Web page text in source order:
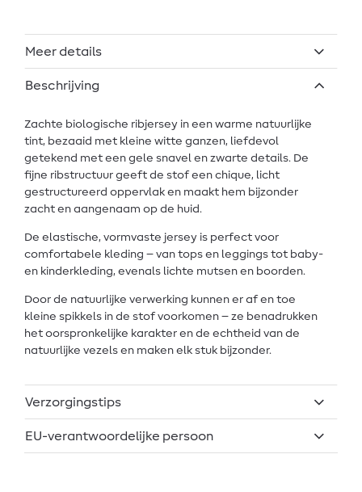
Meer details
Beschrijving
Zachte biologische ribjersey in een warme natuurlijke
tint, bezaaid met kleine witte ganzen, liefdevol
getekend met een gele snavel en zwarte details. De
fijne ribstructuur geeft de stof een chique, licht
gestructureerd oppervlak en maakt hem bijzonder
zacht en aangenaam op de huid.
De elastische, vormvaste jersey is perfect voor
comfortabele kleding – van tops en leggings tot baby-
en kinderkleding, evenals lichte mutsen en boorden.
Door de natuurlijke verwerking kunnen er af en toe
kleine spikkels in de stof voorkomen – ze benadrukken
het oorspronkelijke karakter en de echtheid van de
natuurlijke vezels en maken elk stuk bijzonder.
Verzorgingstips
EU-verantwoordelijke persoon